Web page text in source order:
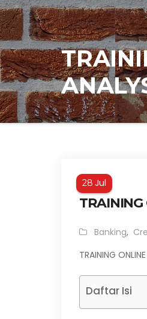
28Jul
TRAINING
Banking,
TRAINING
Daftar Isi